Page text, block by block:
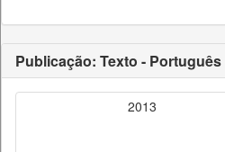
Publicação: Texto - Português
2013